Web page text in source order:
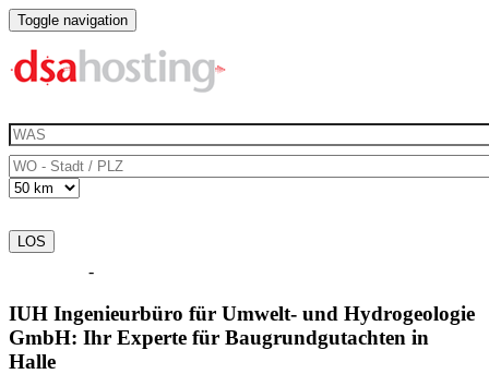
Direkt zum Inhalt
Toggle navigation
-
IUH Ingenieurbüro für Umwelt- und Hydrogeologie
GmbH: Ihr Experte für Baugrundgutachten in
Halle